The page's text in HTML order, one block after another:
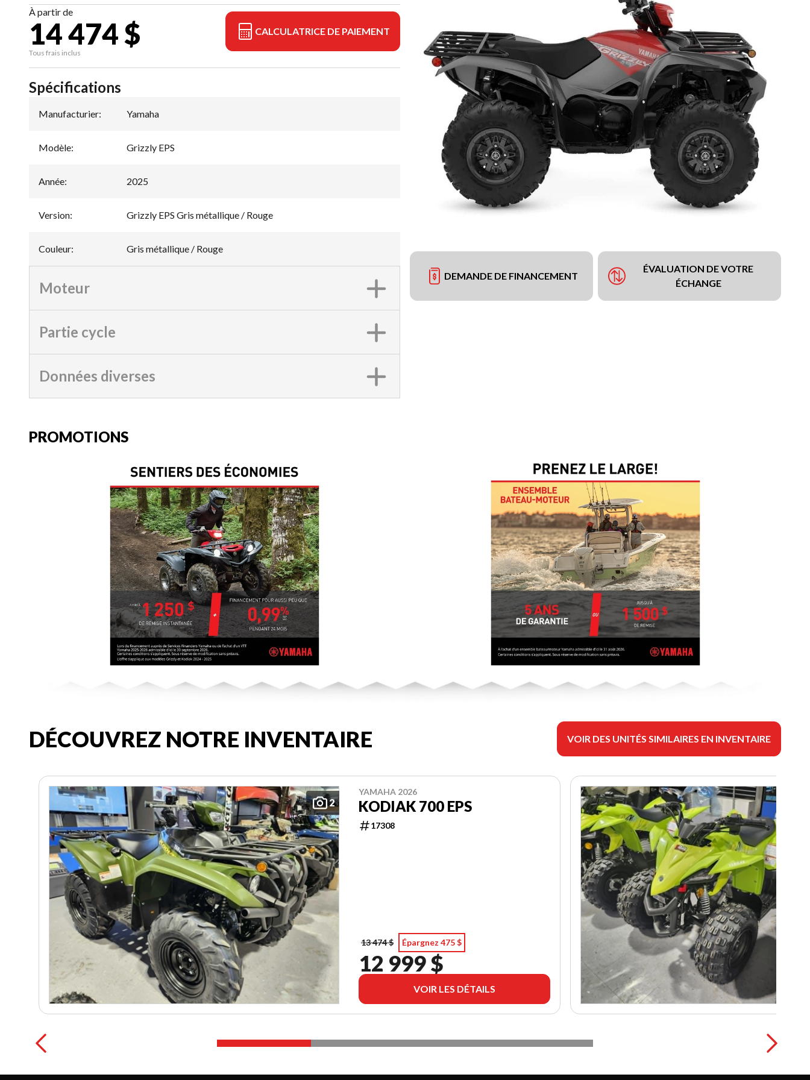
À partir de
14 474 $
Tous frais inclus
CALCULATRICE DE PAIEMENT
DEMANDE DE FINANCEMENT
ÉVALUATION DE VOTRE
ÉCHANGE
Spécifications
Manufacturier: Yamaha
Modèle: Grizzly EPS
Année: 2025
Version: Grizzly EPS Gris métallique / Rouge
Couleur: Gris métallique / Rouge
Moteur
Partie cycle
Données diverses
PROMOTIONS
DÉCOUVREZ NOTRE INVENTAIRE VOIR DES UNITÉS SIMILAIRES EN INVENTAIRE
2
YAMAHA 2026
KODIAK 700 EPS
17308
13 474 $ Épargnez 475 $
12 999 $
VOIR LES DÉTAILS